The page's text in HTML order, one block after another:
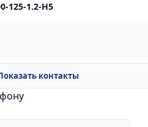
125-1.2-H5